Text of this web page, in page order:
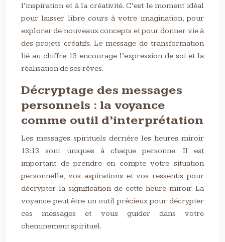
l’inspiration et à la créativité. C’est le moment idéal
pour laisser libre cours à votre imagination, pour
explorer de nouveaux concepts et pour donner vie à
des projets créatifs. Le message de transformation
lié au chiffre 13 encourage l’expression de soi et la
réalisation de ses rêves.
Décryptage des messages
personnels : la voyance
comme outil d’interprétation
Les messages spirituels derrière les heures miroir
13:13 sont uniques à chaque personne. Il est
important de prendre en compte votre situation
personnelle, vos aspirations et vos ressentis pour
décrypter la signification de cette heure miroir. La
voyance peut être un outil précieux pour décrypter
ces messages et vous guider dans votre
cheminement spirituel.